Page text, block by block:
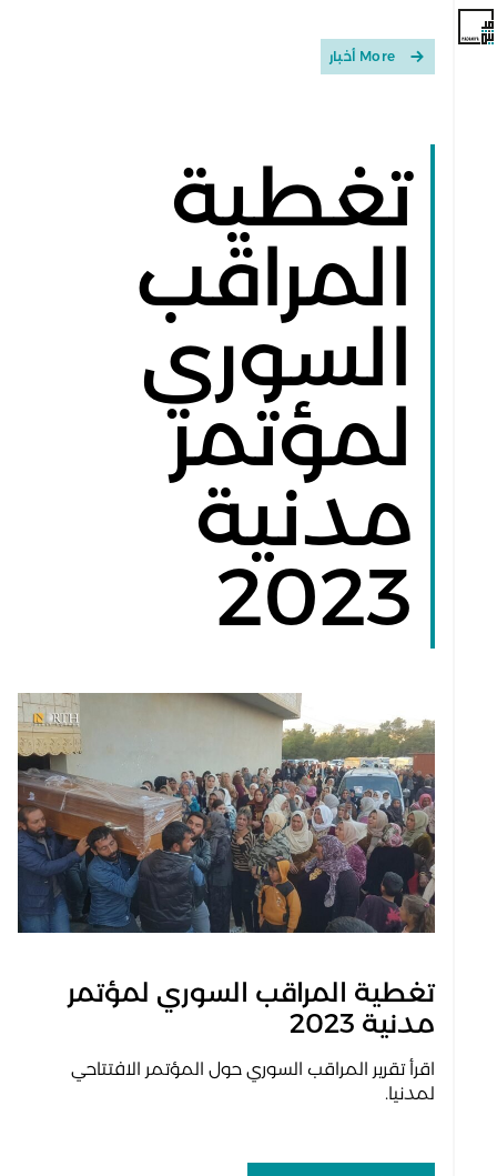
More أخبار
تغطية
المراقب
السوري
لمؤتمر
مدنية
2023
تغطية المراقب السوري لمؤتمر
مدنية 2023
اقرأ تقرير المراقب السوري حول المؤتمر الافتتاحي
لمدنيا.